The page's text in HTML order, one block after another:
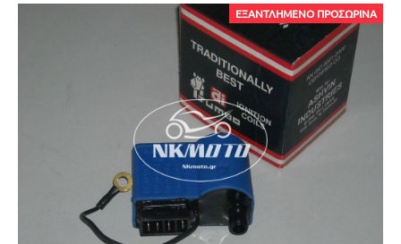
ΕΞΑΝΤΛΗΜΈΝΟ ΠΡΟΣΩΡΙΝΆ